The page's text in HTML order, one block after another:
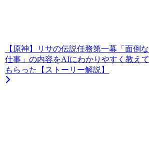
【原神】リサの伝説任務第一幕「面倒な
仕事」の内容をAIにわかりやすく教えて
もらった【ストーリー解説】